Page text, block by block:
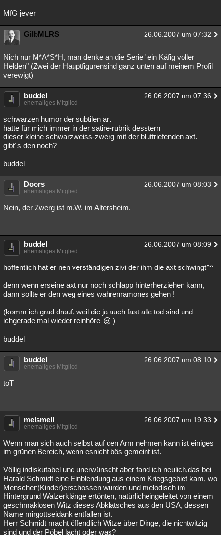
MfG jever
GilbMLRS 26.06.2007 um 07:32
Nich nur M*A*S*H, man denke an die Serie "ein Käfig voller
Helden" (Zwei der Hauptfigurensind ganz unten auf meinem Profil
verewigt)
buddel 26.06.2007 um 07:36
ehemaliges Mitglied
schwarzen humor der subtilen art
hatte für mich immer in der satire-rubrik desstern
dieser kleine schwarzweiss-zwerg mit der bluttriefenden axt.
gibt´s den noch?
buddel
Doors 26.06.2007 um 08:03
ehemaliges Mitglied
Nein, der Zwerg ist m.W. im Altersheim.
buddel 26.06.2007 um 08:09
ehemaliges Mitglied
hoffentlich hat er nen verständigen zivi der ihm die axt schwingt^^
denn wenn erseine axt nur noch schlapp hinterherziehen kann,
dann sollte er den weg eines wahrenramones gehen !
(komm ich grad drauf, weil die ja auch fast alle tod sind und
ichgerade mal wieder reinhöre
)
buddel
buddel 26.06.2007 um 08:10
ehemaliges Mitglied
toT
melsmell 26.06.2007 um 19:33
ehemaliges Mitglied
Wenn man sich auch selbst auf den Arm nehmen kann ist einiges
im grünen Bereich, wenn esnicht bös gemeint ist.
Völlig indiskutabel und unerwünscht aber fand ich neulich,das bei
Harald Schmidt eine Einblendung aus einem Kriegsgebiet kam, wo
Menschen(Kinder)erschossen wurden und melodisch im
Hintergrund Walzerklänge ertönten, natürlicheingeleitet von einem
geschmaklosen Witz dieses Abklatsches aus den USA, dessen
Name mirgottseidank entfallen ist.
Herr Schmidt macht öffendlich Witze über Dinge, die nichtwitzig
sind und der Pöbel lacht oder was?